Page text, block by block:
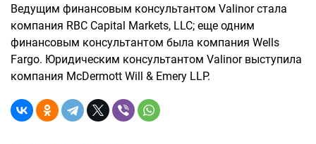
Ведущим финансовым консультантом Valinor стала
компания RBC Capital Markets, LLC; еще одним
финансовым консультантом была компания Wells
Fargo. Юридическим консультантом Valinor выступила
компания McDermott Will & Emery LLP.